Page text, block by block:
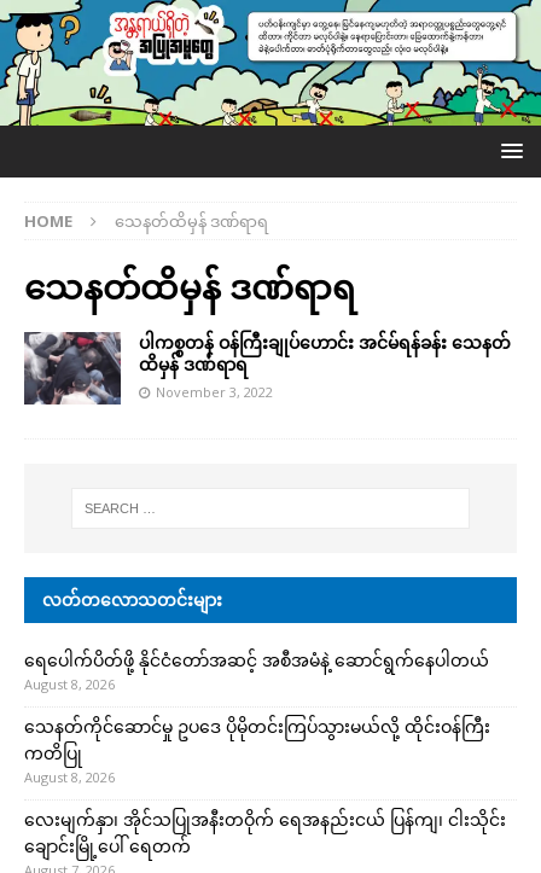
HOME သေနတ်ထိမှန် ဒဏ်ရာရ
သေနတ်ထိမှန် ဒဏ်ရာရ
ပါကစ္စတန် ဝန်ကြီးချုပ်ဟောင်း အင်မ်ရန်ခန်း သေနတ်
ထိမှန် ဒဏ်ရာရ
November 3, 2022
လတ်တလောသတင်းများ
ရေပေါက်ပိတ်ဖို့ နိုင်ငံတော်အဆင့် အစီအမံနဲ့ ဆောင်ရွက်နေပါတယ်
August 8, 2026
သေနတ်ကိုင်ဆောင်မှု ဥပဒေ ပိုမိုတင်းကြပ်သွားမယ်လို့ ထိုင်းဝန်ကြီး
ကတိပြု
August 8, 2026
လေးမျက်နှာ၊ အိုင်သပြုအနီးတဝိုက် ရေအနည်းငယ် ပြန်ကျ၊ ငါးသိုင်း
ချောင်းမြို့ပေါ် ရေတက်